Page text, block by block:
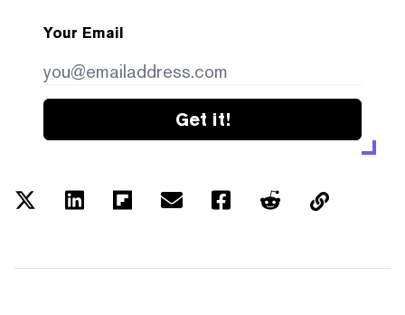
Your Email
Get it!